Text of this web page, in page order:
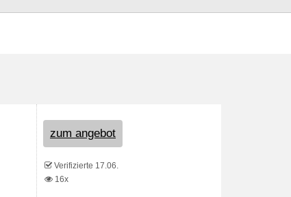
zum angebot
Verifizierte 17.06.
16x